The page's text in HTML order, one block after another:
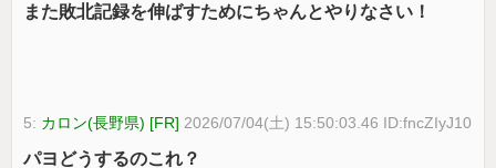
また敗北記録を伸ばすためにちゃんとやりなさい！
5: カロン(長野県) [FR] 2026/07/04(土) 15:50:03.46 ID:fncZIyJ10
パヨどうするのこれ？